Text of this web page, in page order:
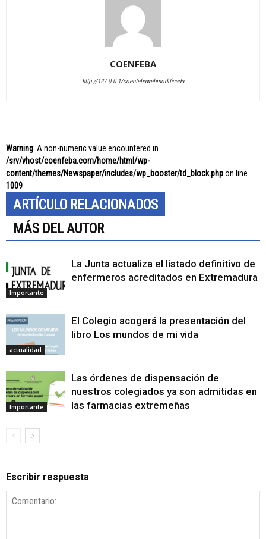
COENFEBA
http://127.0.0.1/coenfebawebmodificada
Warning: A non-numeric value encountered in
/srv/vhost/coenfeba.com/home/html/wp-
content/themes/Newspaper/includes/wp_booster/td_block.phpon line
1009
ARTÍCULO RELACIONADOS
MÁS DEL AUTOR
Importante
La Junta actualiza el listado definitivo de
enfermeros acreditados en Extremadura
actualidad
El Colegio acogerá la presentación del
libro Los mundos de mi vida
Importante
Las órdenes de dispensación de
nuestros colegiados ya son admitidas en
las farmacias extremeñas
Escribir respuesta